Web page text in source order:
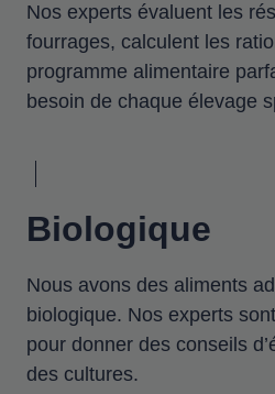
Nos experts évaluent les
fourrages, calculent les
programme alimentaire
besoin de chaque élevage
Biologique
Nous avons des aliments
biologique. Nos experts
pour donner des conseils
des cultures.